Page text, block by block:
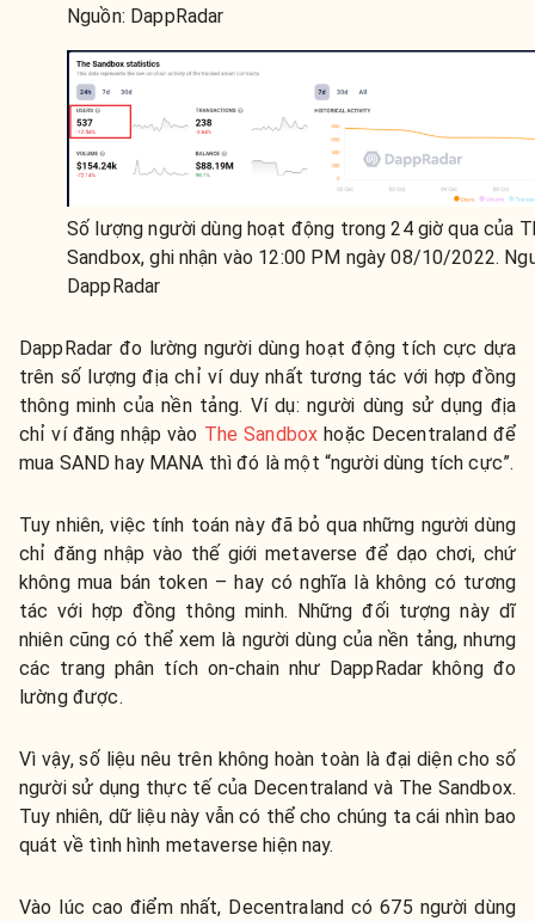
Nguồn: DappRadar
Số lượng người dùng hoạt động trong 24 giờ qua của
Sandbox, ghi nhận vào 12:00 PM ngày 08/10/2022.
DappRadar
DappRadar đo lường người dùng hoạt động tích cực dựa
trên số lượng địa chỉ ví duy nhất tương tác với hợp đồng
thông minh của nền tảng. Ví dụ: người dùng sử dụng địa
chỉ ví đăng nhập vào The Sandbox hoặc Decentraland để
mua SAND hay MANA thì đó là một “người dùng tích cực”.
Tuy nhiên, việc tính toán này đã bỏ qua những người dùng
chỉ đăng nhập vào thế giới metaverse để dạo chơi, chứ
không mua bán token – hay có nghĩa là không có tương
tác với hợp đồng thông minh. Những đối tượng này dĩ
nhiên cũng có thể xem là người dùng của nền tảng, nhưng
các trang phân tích on-chain như DappRadar không đo
lường được.
Vì vậy, số liệu nêu trên không hoàn toàn là đại diện cho số
người sử dụng thực tế của Decentraland và The Sandbox.
Tuy nhiên, dữ liệu này vẫn có thể cho chúng ta cái nhìn bao
quát về tình hình metaverse hiện nay.
Vào lúc cao điểm nhất, Decentraland có 675 người dùng